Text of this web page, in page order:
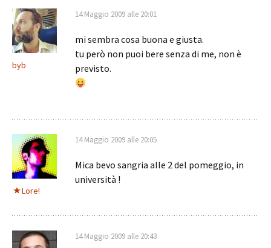
byb
14 Maggio 2009 alle 20:01
mi sembra cosa buona e giusta.
tu però non puoi bere senza di me, non è
previsto.
Lore!
14 Maggio 2009 alle 20:05
Mica bevo sangria alle 2 del pomeggio, in
università !
14 Maggio 2009 alle 20:43